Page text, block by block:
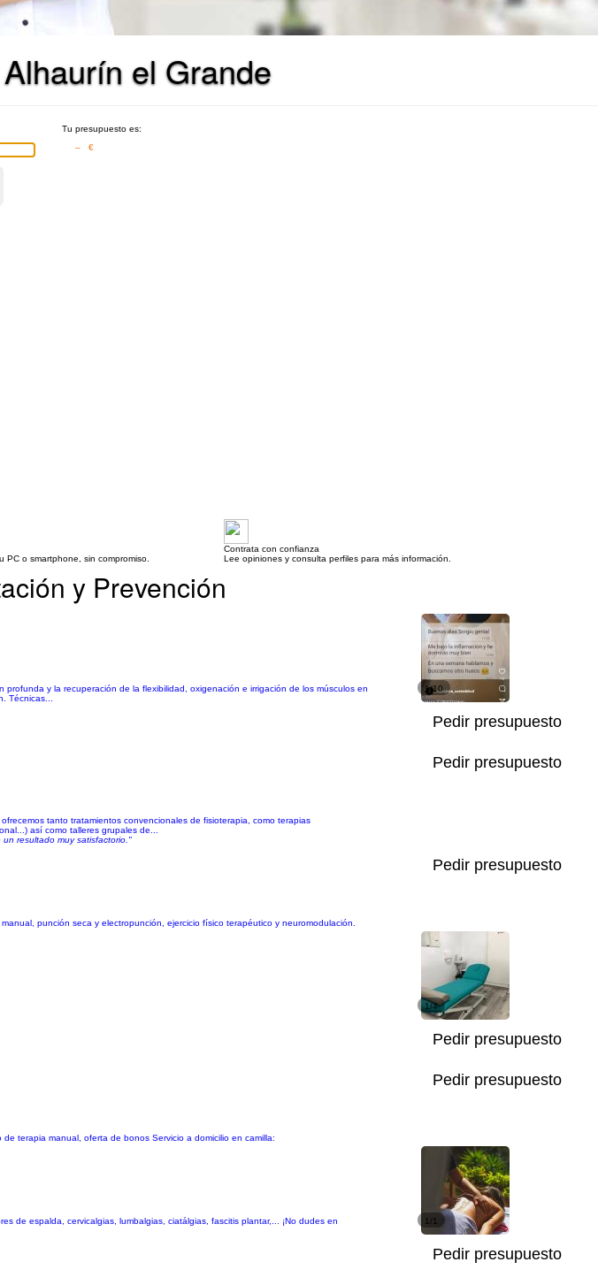
el Grande
Tu presupuesto es:
– €
o smartphone, sin compromiso.
Contrata con confianza
Lee opiniones y consulta perfiles para más información.
y Prevención
y la recuperación de la flexibilidad, oxigenación e irrigación de los músculos en
Técnicas...
1/10
Pedir presupuesto
tanto tratamientos convencionales de fisioterapia, como terapias
así como talleres grupales de...
resultado muy satisfactorio."
Pedir presupuesto
punción seca y electropunción, ejercicio físico terapéutico y neuromodulación.
Pedir presupuesto
1/4
Pedir presupuesto
terapia manual, oferta de bonos Servicio a domicilio en camilla:
Pedir presupuesto
de espalda, cervicalgias, lumbalgias, ciatálgias, fascitis plantar,... ¡No dudes en
1/1
Pedir presupuesto